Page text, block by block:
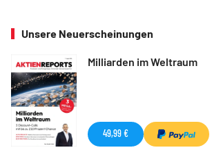
Unsere Neuerscheinungen
Milliarden im Weltraum
49,99 €